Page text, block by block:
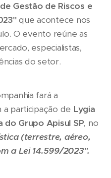
Gestão de Riscos e
que acontece nos
O evento reúne as
especialistas,
do setor.
fará a
a participação de Lygia
do Grupo Apisul SP, no
(terrestre, aéreo,
a Lei 14.599/2023".